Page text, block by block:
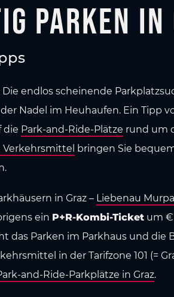
Parken in
endlos scheinende
Nadel im Heuhaufen. Ein Tipp
die Park-and-Ride-Plätze rund um
bringen Sie
in Graz – Liebenau
ein P+R-Kombi-Ticket um €
das Parken im Parkhaus und die
in der Tarifzone 101 (=
and-Ride-Parkplätze in Graz.